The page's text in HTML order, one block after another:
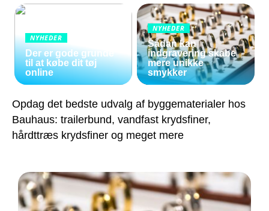
NYHEDER
Der er gode grunde
til at købe dit tøj
online
NYHEDER
Sådan kan
indgravering skabe
mere unikke
smykker
Opdag det bedste udvalg af byggematerialer hos
Bauhaus: trailerbund, vandfast krydsfiner,
hårdttræs krydsfiner og meget mere